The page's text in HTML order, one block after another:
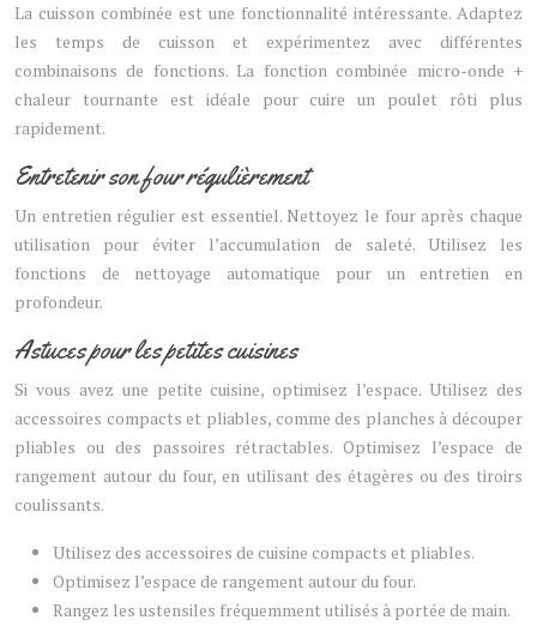
La cuisson combinée est une fonctionnalité intéressante. Adaptez
les temps de cuisson et expérimentez avec différentes
combinaisons de fonctions. La fonction combinée micro-onde +
chaleur tournante est idéale pour cuire un poulet rôti plus
rapidement.
Entretenir son four régulièrement
Un entretien régulier est essentiel. Nettoyez le four après chaque
utilisation pour éviter l’accumulation de saleté. Utilisez les
fonctions de nettoyage automatique pour un entretien en
profondeur.
Astuces pour les petites cuisines
Si vous avez une petite cuisine, optimisez l’espace. Utilisez des
accessoires compacts et pliables, comme des planches à découper
pliables ou des passoires rétractables. Optimisez l’espace de
rangement autour du four, en utilisant des étagères ou des tiroirs
coulissants.
Utilisez des accessoires de cuisine compacts et pliables.
Optimisez l’espace de rangement autour du four.
Rangez les ustensiles fréquemment utilisés à portée de main.